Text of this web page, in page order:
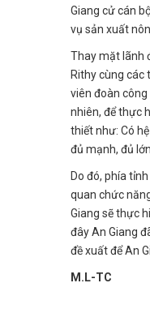
Giang cử cán
vụ sản xuất
Thay mặt lãnh
Rithy cùng các
viên đoàn
nhiên, để thực
thiết như: Có
đủ mạnh, đủ
Do đó, phía
quan chức
Giang sẽ thực
đây An Giang
đề xuất để An
M.L-TC